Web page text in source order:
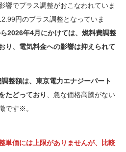
響でプラス調整がおこなわれていま
円のプラス調整となっていま
2026年4月にかけては、燃料費調整
り、電気料金への影響は抑えられて
整額は、東京電力エナジーパート
たどっており
、急な価格高騰がない
です※。
単価には上限がありませんが、比較